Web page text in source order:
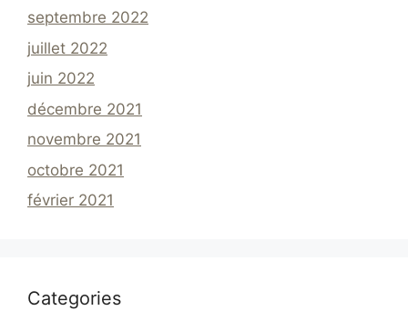
septembre 2022
juillet 2022
juin 2022
décembre 2021
novembre 2021
octobre 2021
février 2021
Categories